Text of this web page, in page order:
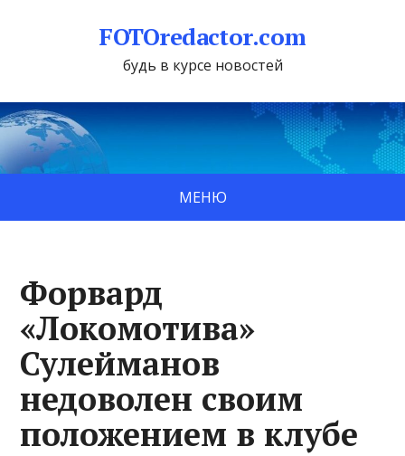
FOTOredactor.com
будь в курсе новостей
МЕНЮ
Форвард
«Локомотива»
Сулейманов
недоволен своим
положением в клубе